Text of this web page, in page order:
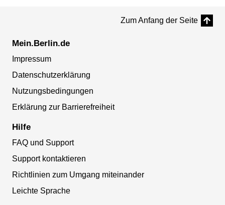
Zum Anfang der Seite
Mein.Berlin.de
Impressum
Datenschutzerklärung
Nutzungsbedingungen
Erklärung zur Barrierefreiheit
Hilfe
FAQ und Support
Support kontaktieren
Richtlinien zum Umgang miteinander
Leichte Sprache